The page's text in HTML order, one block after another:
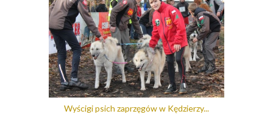
Wyścigi psich zaprzęgów w Kędzierzy...